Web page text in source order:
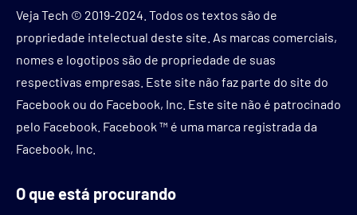
Veja Tech © 2019-2024. Todos os textos são de
propriedade intelectual deste site. As marcas comerciais,
nomes e logotipos são de propriedade de suas
respectivas empresas. Este site não faz parte do site do
Facebook ou do Facebook, Inc. Este site não é patrocinado
pelo Facebook. Facebook ™ é uma marca registrada da
Facebook, Inc.
O que está procurando